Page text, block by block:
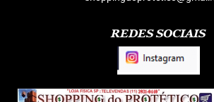
REDES SOCIAIS